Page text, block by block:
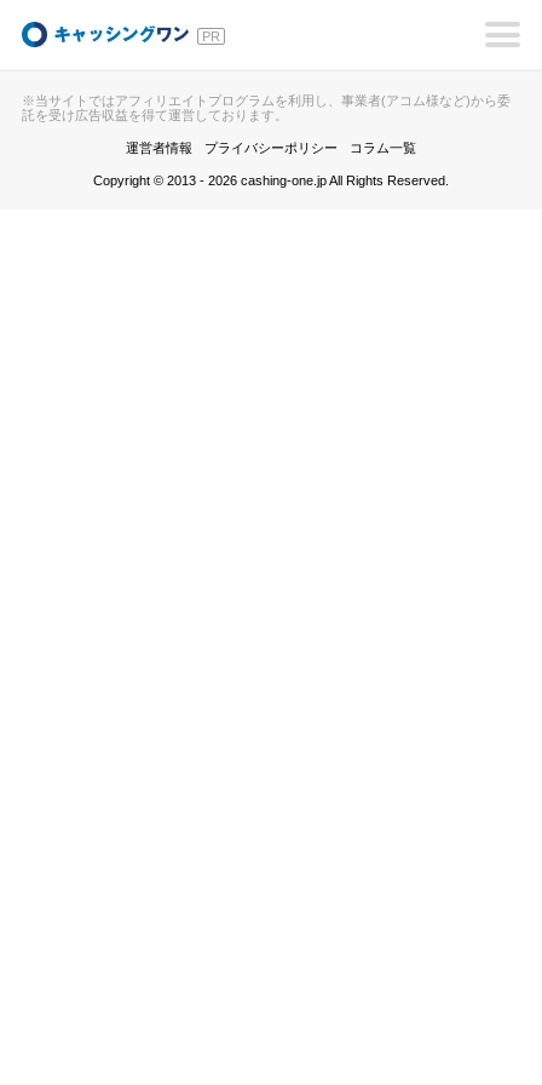
キャッシングワン
※当サイトではアフィリエイトプログラムを利用し、事業者(アコム様など)から委
託を受け広告収益を得て運営しております。
運営者情報 プライバシーポリシー コラム一覧
Copyright © 2013 - 2026 cashing-one.jp All Rights Reserved.